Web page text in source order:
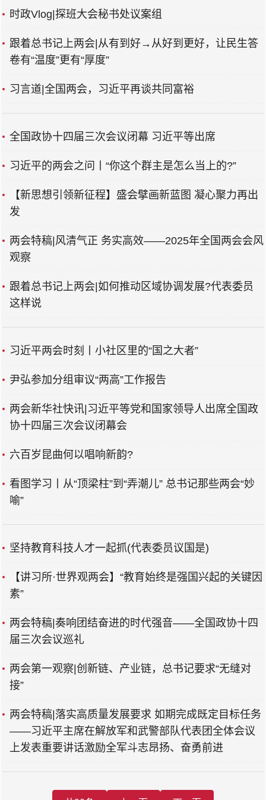
时政Vlog|探班大会秘书处议案组
跟着总书记上两会|从有到好→从好到更好，让民生答
卷有“温度”更有“厚度”
习言道|全国两会，习近平再谈共同富裕
全国政协十四届三次会议闭幕 习近平等出席​
习近平的两会之问丨“你这个群主是怎么当上的?”
【新思想引领新征程】盛会擘画新蓝图 凝心聚力再出
发
两会特稿|风清气正 务实高效——2025年全国两会会风
观察
跟着总书记上两会|如何推动区域协调发展?代表委员
这样说
习近平两会时刻丨小社区里的“国之大者”
尹弘参加分组审议“两高”工作报告
两会新华社快讯|习近平等党和国家领导人出席全国政
协十四届三次会议闭幕会
六百岁昆曲何以唱响新韵?
看图学习丨从“顶梁柱”到“弄潮儿” 总书记那些两会“妙
喻”
坚持教育科技人才一起抓(代表委员议国是)
【讲习所·世界观两会】“教育始终是强国兴起的关键因
素”
两会特稿|奏响团结奋进的时代强音——全国政协十四
届三次会议巡礼
两会第一观察|创新链、产业链，总书记要求“无缝对
接”
两会特稿|落实高质量发展要求 如期完成既定目标任务
——习近平主席在解放军和武警部队代表团全体会议
上发表重要讲话激励全军斗志昂扬、奋勇前进